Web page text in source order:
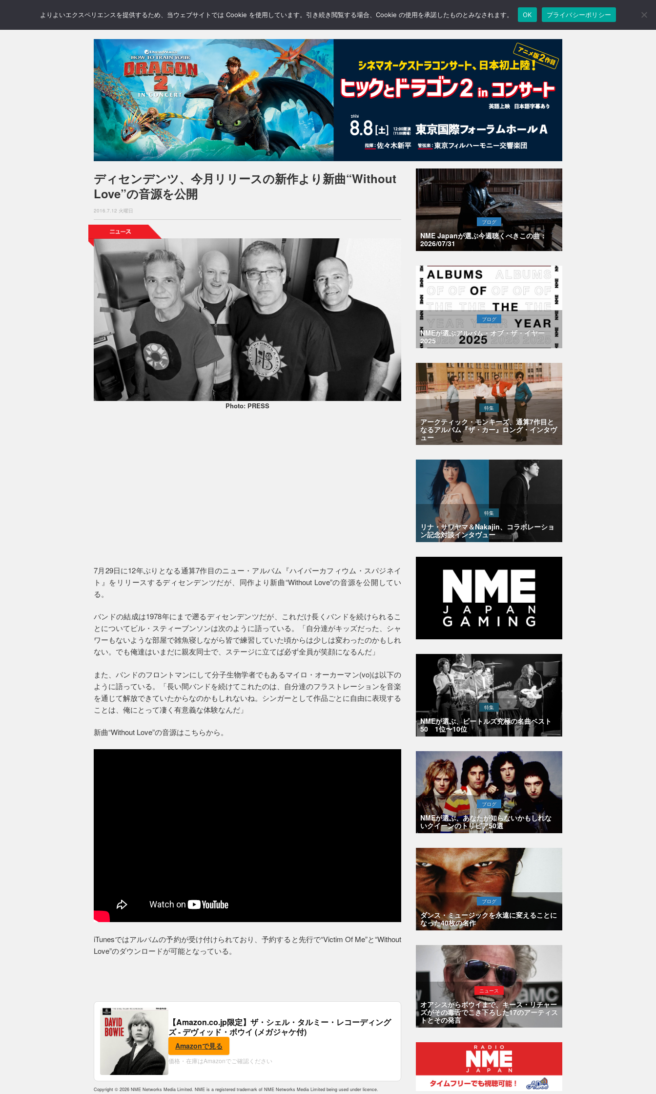
NEWS REVIEWS GALLERY BLOGS FEATURE
ディセンデンツ、今月リリースの新作より新曲“Without
Love”の音源を公開
2016.7.12 火曜日
Photo: PRESS
7月29日に12年ぶりとなる通算7作目のニュー・アルバム『ハイパーカフィウム・スパジネイ
ト』をリリースするディセンデンツだが、同作より新曲“Without Love”の音源を公開してい
る。
バンドの結成は1978年にまで遡るディセンデンツだが、これだけ長くバンドを続けられるこ
とについてビル・スティーブンソンは次のように語っている。「自分達がキッズだった、シャ
ワーもないような部屋で雑魚寝しながら皆で練習していた頃からは少しは変わったのかもしれ
ない。でも俺達はいまだに親友同士で、ステージに立てば必ず全員が笑顔になるんだ」
また、バンドのフロントマンにして分子生物学者でもあるマイロ・オーカーマン(vo)は以下の
ように語っている。「長い間バンドを続けてこれたのは、自分達のフラストレーションを音楽
を通じて解放できていたからなのかもしれないね。シンガーとして作品ごとに自由に表現する
ことは、俺にとって凄く有意義な体験なんだ」
新曲“Without Love”の音源はこちらから。
iTunesではアルバムの予約が受け付けられており、予約すると先行で“Victim Of Me”と“Without
Love”のダウンロードが可能となっている。
【Amazon.co.jp限定】ザ・シェル・タルミー・レコーディング
ズ - デヴィッド・ボウイ (メガジャケ付)
Amazonで見る
価格・在庫はAmazonでご確認ください
Copyright © 2026 NME Networks Media Limited. NME is a registered trademark of NME Networks Media Limited being used under licence.
ブログ
NME Japanが選ぶ今週聴くべきこの曲：
2026/07/31
ブログ
NMEが選ぶアルバム・オブ・ザ・イヤー
2025
特集
アークティック・モンキーズ、通算7作目と
なるアルバム『ザ・カー』ロング・インタヴ
ュー
特集
リナ・サワヤマ＆Nakajin、コラボレーショ
ン記念対談インタヴュー
特集
NMEが選ぶ、ビートルズ究極の名曲ベスト
50 1位〜10位
ブログ
NMEが選ぶ、あなたが知らないかもしれな
いクイーンのトリビア50選
ブログ
ダンス・ミュージックを永遠に変えることに
なった40枚の名作
ニュース
オアシスからボウイまで、キース・リチャー
ズがその毒舌でこき下ろした17のアーティス
トとその発言
よりよいエクスペリエンスを提供するため、当ウェブサイトでは Cookie を使用しています。引き続き閲覧する場合、Cookie の使用を承諾したものとみなされます。 OK プライバシーポリシー